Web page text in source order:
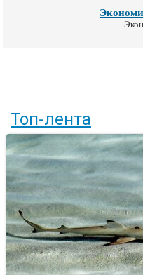
Топ-лента